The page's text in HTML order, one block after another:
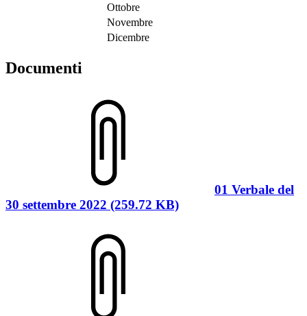
Ottobre
Novembre
Dicembre
Documenti
01 Verbale del
30 settembre 2022 (259.72 KB)